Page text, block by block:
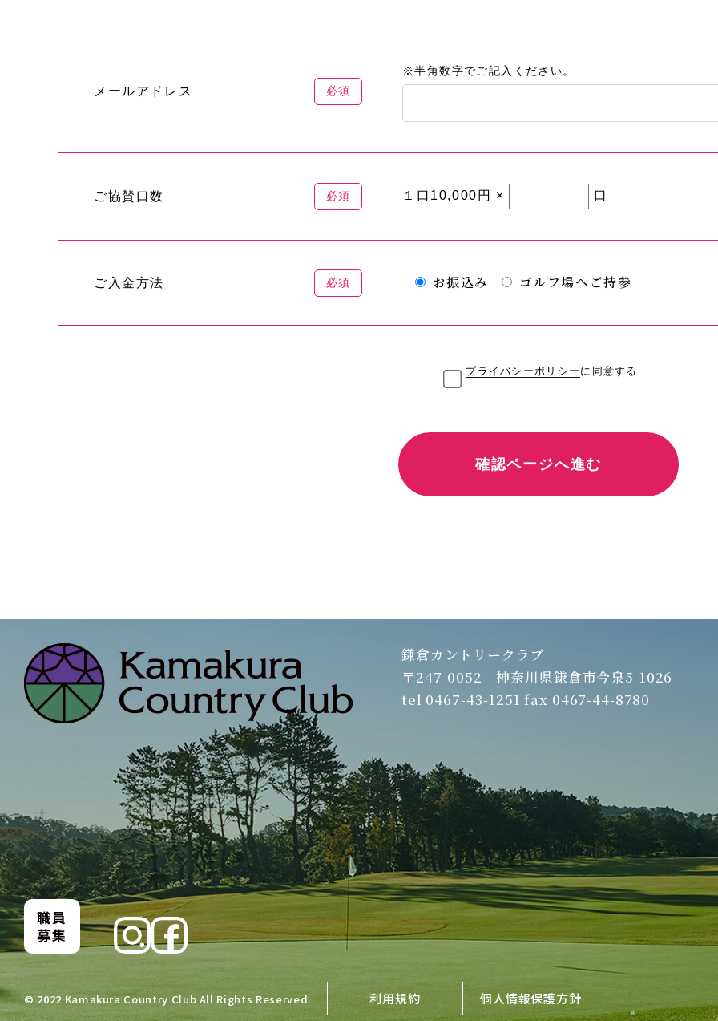
メールアドレス 必須
※半角数字でご記入ください。
ご協賛口数 必須 １口10,000円 × 口
ご入金方法 必須 お振込み ゴルフ場へご持参
プライバシーポリシー に同意する
鎌倉カントリークラブ
〒247-0052 神奈川県鎌倉市今泉5-1026
tel 0467-43-1251 fax 0467-44-8780
職員
募集
© 2022 Kamakura Country Club All Rights Reserved. 利用規約 個人情報保護方針